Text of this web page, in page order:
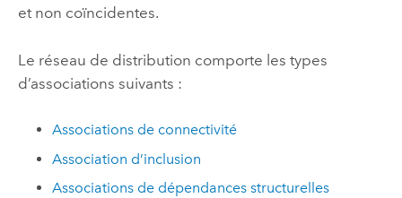
et non coïncidentes.
Le réseau de distribution comporte les types
d’associations suivants :
Associations de connectivité
Association d’inclusion
Associations de dépendances structurelles